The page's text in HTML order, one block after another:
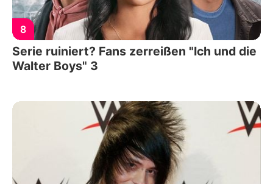
8
Serie ruiniert? Fans zerreißen "Ich und die
Walter Boys" 3